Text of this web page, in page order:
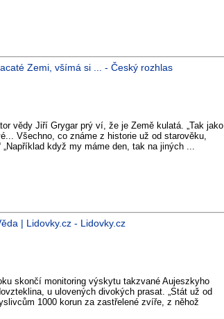
Zemi, všímá si ... - Český rozhlas
vědy Jiří Grygar prý ví, že je Země kulatá. „Tak jako
Všechno, co známe z historie už od starověku,
když my máme den, tak na jiných ...
| Lidovky.cz - Lidovky.cz
skončí monitoring výskytu takzvané Aujeszkyho
u ulovených divokých prasat. „Stát už od
1000 korun za zastřelené zvíře, z něhož